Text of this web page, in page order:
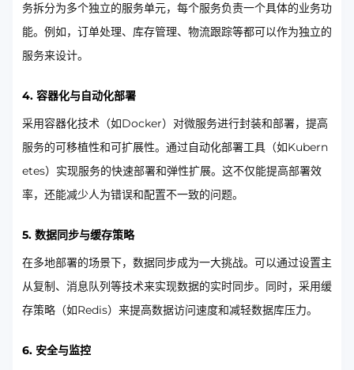
务拆分为多个独立的服务单元，每个服务负责一个具体的业务功
能。例如，订单处理、库存管理、物流跟踪等都可以作为独立的
服务来设计。
4. 容器化与自动化部署
采用容器化技术（如Docker）对微服务进行封装和部署，提高
服务的可移植性和可扩展性。通过自动化部署工具（如Kubern
etes）实现服务的快速部署和弹性扩展。这不仅能提高部署效
率，还能减少人为错误和配置不一致的问题。
5. 数据同步与缓存策略
在多地部署的场景下，数据同步成为一大挑战。可以通过设置主
从复制、消息队列等技术来实现数据的实时同步。同时，采用缓
存策略（如Redis）来提高数据访问速度和减轻数据库压力。
6. 安全与监控